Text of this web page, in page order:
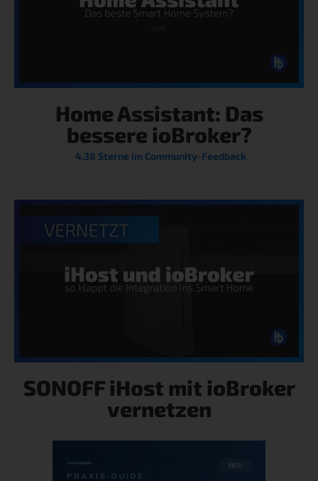
Home Assistant: Das
bessere ioBroker?
4.38 Sterne im Community-Feedback
SONOFF iHost mit ioBroker
vernetzen